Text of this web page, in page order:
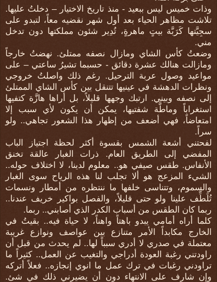
وذات خميس ليس ببعيد - منذ تاريخ الاختيار – دخلتُ عليها.
تلاشت مظاهر الحياء بعد أول شهر نقضيه معاً، لتبدو على
سجِيَّتها كَرَبَّة بيتٍ ماهرةٍ، تُدِير شئون مملكتها دون تدخل
مني.
وضعتُ كأس الشاي ومازال نصفه ممتلئ. نهضتُ خارجاً
ومازالت هنالك عشرة دقائق - حسبما تشيرُ ساعتي – على
مواعيد وصول عربة الترحيل. رغم ذلك واصلتُ خروجي
ونظرات الدهشة في عينيها تتنقل بين كأس الشاي الممتلئ
إلى نصفه وبيني. ارتبك وجهها قليلاً، بل أراها هازَّة كتفيها
استغراباً وماطَّة شفتيها، يمكن أن يكون لأي سبب إلا
امتعاضاً، فهي أضعف من إظهار هذا الشعور تجاهي.. ولو
سراً.
لفحتني أشعة الشمس بقسوة أكثر لحظة اجتياز الباب
المفضي إلى الطريق العام. ذرات الغبار عالقة تخنق
الأنفاس. طقس صيفي هو.. معلوم لدينا، لا اختلاف حوله..
الشيء المزعج هو ألا تجلب لنا هذه الرياح سوى الغبار
والسموم، وتتناسى خلفها ما ننتظره من أمطار ونسمات
تُلَطِّف علينا ولو حتى قليلاً، والفصل بواكير خريف عندنا..
ربما كان الطقس من أسباب الكدر الذي أصابني.. ربما.
كلما أراه أمامي يبدو باهتاً واهناً، لا حياة فيه.. بقيتُ في
الخارج مكابداً الأمر متنازع بين عواصف ونوازع غريبة
معتملة في صدري لا أدري سبباً لها.. لم يحدث من قبل أن
راودتني رغبة العودة أدراجي والتغيب عن العمل.. كثيراً ما
تراودني رغبات في ترك عمل ما انوي إنجازه.. فعلاً أتركه
وإن شارف على الانتهاء دون أن يضيرني ذلك في شئ.